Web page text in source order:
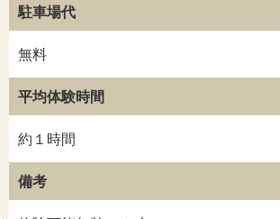
駐車場代
無料
平均体験時間
約１時間
備考